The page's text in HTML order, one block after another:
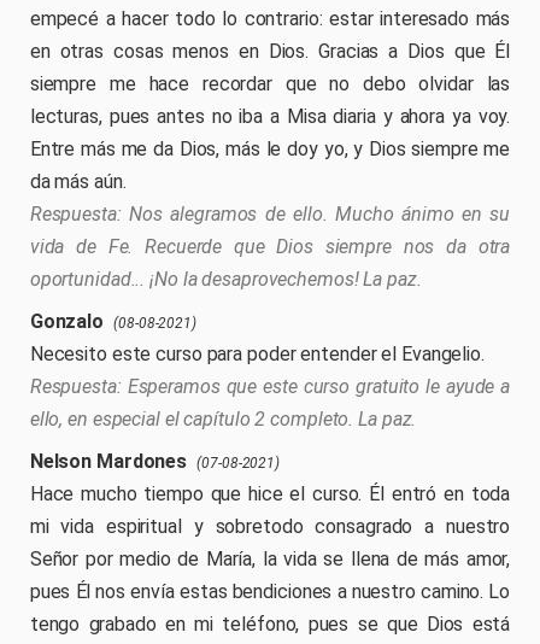
empecé a hacer todo lo contrario: estar interesado más
en otras cosas menos en Dios. Gracias a Dios que Él
siempre me hace recordar que no debo olvidar las
lecturas, pues antes no iba a Misa diaria y ahora ya voy.
Entre más me da Dios, más le doy yo, y Dios siempre me
da más aún.
Nos alegramos de ello. Mucho ánimo en su
vida de Fe. Recuerde que Dios siempre nos da otra
oportunidad... ¡No la desaprovechemos! La paz.
Gonzalo
(08-08-2021)
Necesito este curso para poder entender el Evangelio.
Esperamos que este curso gratuito le ayude a
ello, en especial el capítulo 2 completo. La paz.
Nelson Mardones (07-08-2021)
Hace mucho tiempo que hice el curso. Él entró en toda
mi vida espiritual y sobretodo consagrado a nuestro
Señor por medio de María, la vida se llena de más amor,
pues Él nos envía estas bendiciones a nuestro camino. Lo
tengo grabado en mi teléfono, pues se que Dios está